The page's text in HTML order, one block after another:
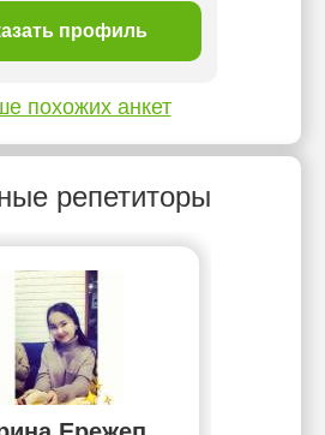
профиль
похожих анкет
репетиторы